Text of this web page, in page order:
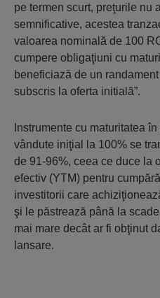
pe termen scurt, preţurile nu
semnificative, acestea
valoarea nominală de 100
cumpere obligaţiuni cu
beneficiază de un
subscris la oferta initială”.
Instrumente cu maturitatea
vândute iniţial la 100% se
de 91-96%, ceea ce duce la
efectiv (YTM) pentru
investitorii care
şi le păstrează până la
mai mare decât ar fi obţinut
lansare.